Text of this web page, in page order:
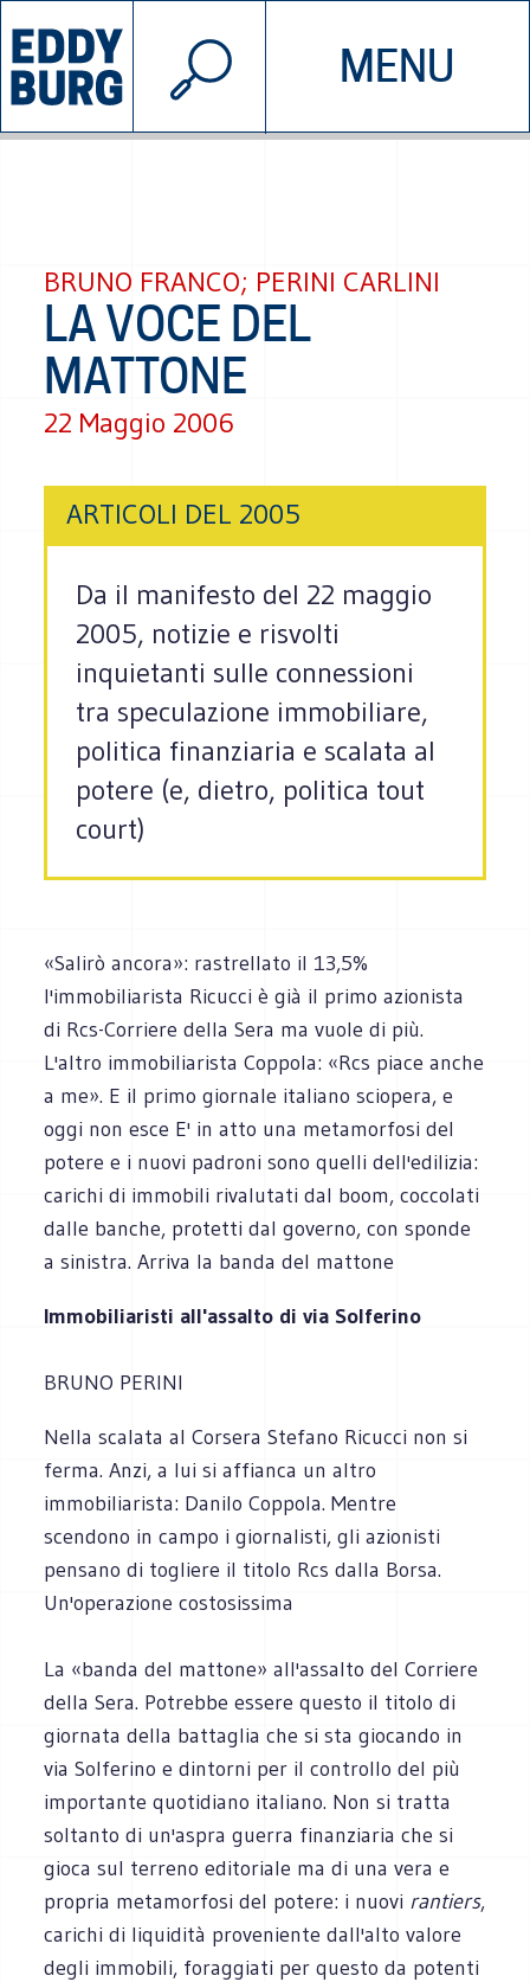
MENU
INIZIATIVE CHI SIAMO
© 2026 EDDYBURG
BRUNO FRANCO; PERINI CARLINI
LA VOCE DEL
MATTONE
22 Maggio 2006
ARTICOLI DEL 2005
Da il manifesto del 22 maggio
2005, notizie e risvolti
inquietanti sulle connessioni
tra speculazione immobiliare,
politica finanziaria e scalata al
potere (e, dietro, politica tout
court)
«Salirò ancora»: rastrellato il 13,5%
l'immobiliarista Ricucci è già il primo azionista
di Rcs-Corriere della Sera ma vuole di più.
L'altro immobiliarista Coppola: «Rcs piace anche
a me». E il primo giornale italiano sciopera, e
oggi non esce E' in atto una metamorfosi del
potere e i nuovi padroni sono quelli dell'edilizia:
carichi di immobili rivalutati dal boom, coccolati
dalle banche, protetti dal governo, con sponde
a sinistra. Arriva la banda del mattone
Immobiliaristi all'assalto di via Solferino
BRUNO PERINI
Nella scalata al Corsera Stefano Ricucci non si
ferma. Anzi, a lui si affianca un altro
immobiliarista: Danilo Coppola. Mentre
scendono in campo i giornalisti, gli azionisti
pensano di togliere il titolo Rcs dalla Borsa.
Un'operazione costosissima
La «banda del mattone» all'assalto del Corriere
della Sera. Potrebbe essere questo il titolo di
giornata della battaglia che si sta giocando in
via Solferino e dintorni per il controllo del più
importante quotidiano italiano. Non si tratta
soltanto di un'aspra guerra finanziaria che si
gioca sul terreno editoriale ma di una vera e
propria metamorfosi del potere: i nuovi rantiers,
carichi di liquidità proveniente dall'alto valore
degli immobili, foraggiati per questo da potenti